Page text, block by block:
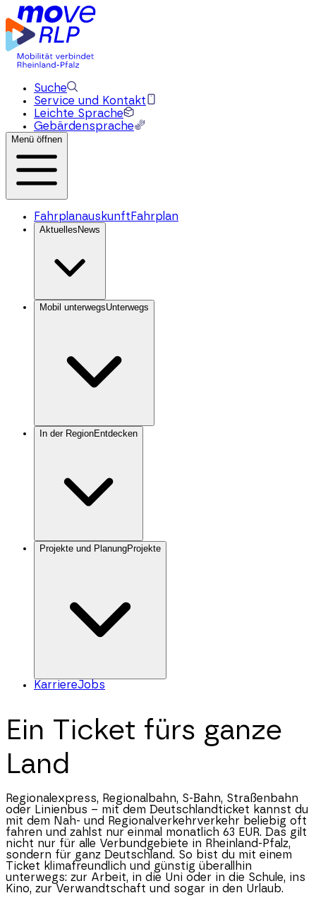
Suche
Service und Kontakt
Leichte Sprache
Gebärdensprache
Menü öffnen
Fahrplanauskunft Fahrplan
Aktuelles News
Mobil unterwegsUnterwegs
In der RegionEntdecken
Projekte und PlanungProjekte
KarriereJobs
Ein Ticket fürs ganze
Land
Regionalexpress, Regionalbahn, S-Bahn, Straßenbahn
oder Linienbus – mit dem Deutschlandticket kannst du
mit dem Nah- und Regionalverkehrverkehr beliebig oft
fahren und zahlst nur einmal monatlich 63 EUR. Das gilt
nicht nur für alle Verbundgebiete in Rheinland-Pfalz,
sondern für ganz Deutschland. So bist du mit einem
Ticket klimafreundlich und günstig überallhin
unterwegs: zur Arbeit, in die Uni oder in die Schule, ins
Kino, zur Verwandtschaft und sogar in den Urlaub.